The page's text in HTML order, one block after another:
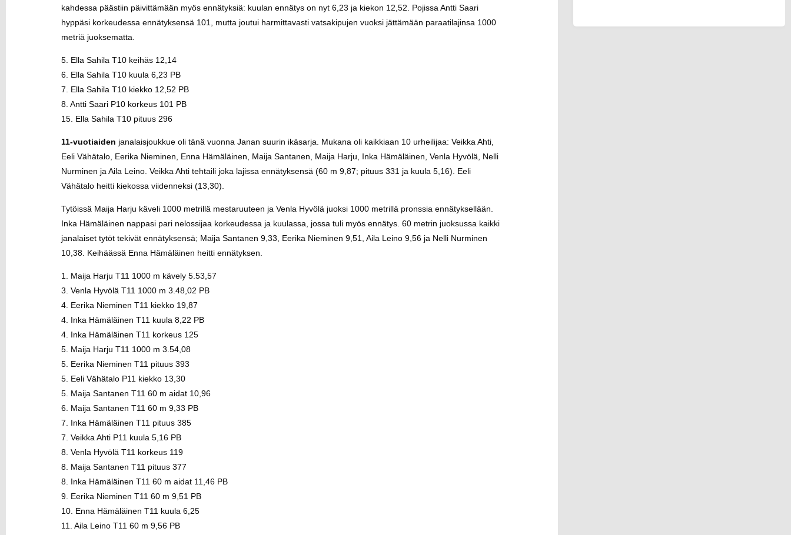
kahdessa päästiin päivittämään myös ennätyksiä: kuulan ennätys on nyt 6,23 ja kiekon 12,52. Pojissa Antti Saari
hyppäsi korkeudessa ennätyksensä 101, mutta joutui harmittavasti vatsakipujen vuoksi jättämään paraatilajinsa 1000
metriä juoksematta.
5. Ella Sahila T10 keihäs 12,14
6. Ella Sahila T10 kuula 6,23 PB
7. Ella Sahila T10 kiekko 12,52 PB
8. Antti Saari P10 korkeus 101 PB
15. Ella Sahila T10 pituus 296
11-vuotiaiden janalaisjoukkue oli tänä vuonna Janan suurin ikäsarja. Mukana oli kaikkiaan 10 urheilijaa: Veikka Ahti,
Eeli Vähätalo, Eerika Nieminen, Enna Hämäläinen, Maija Santanen, Maija Harju, Inka Hämäläinen, Venla Hyvölä, Nelli
Nurminen ja Aila Leino. Veikka Ahti tehtaili joka lajissa ennätyksensä (60 m 9,87; pituus 331 ja kuula 5,16). Eeli
Vähätalo heitti kiekossa viidenneksi (13,30).
Tytöissä Maija Harju käveli 1000 metrillä mestaruuteen ja Venla Hyvölä juoksi 1000 metrillä pronssia ennätyksellään.
Inka Hämäläinen nappasi pari nelossijaa korkeudessa ja kuulassa, jossa tuli myös ennätys. 60 metrin juoksussa kaikki
janalaiset tytöt tekivät ennätyksensä; Maija Santanen 9,33, Eerika Nieminen 9,51, Aila Leino 9,56 ja Nelli Nurminen
10,38. Keihäässä Enna Hämäläinen heitti ennätyksen.
1. Maija Harju T11 1000 m kävely 5.53,57
3. Venla Hyvölä T11 1000 m 3.48,02 PB
4. Eerika Nieminen T11 kiekko 19,87
4. Inka Hämäläinen T11 kuula 8,22 PB
4. Inka Hämäläinen T11 korkeus 125
5. Maija Harju T11 1000 m 3.54,08
5. Eerika Nieminen T11 pituus 393
5. Eeli Vähätalo P11 kiekko 13,30
5. Maija Santanen T11 60 m aidat 10,96
6. Maija Santanen T11 60 m 9,33 PB
7. Inka Hämäläinen T11 pituus 385
7. Veikka Ahti P11 kuula 5,16 PB
8. Venla Hyvölä T11 korkeus 119
8. Maija Santanen T11 pituus 377
8. Inka Hämäläinen T11 60 m aidat 11,46 PB
9. Eerika Nieminen T11 60 m 9,51 PB
10. Enna Hämäläinen T11 kuula 6,25
11. Aila Leino T11 60 m 9,56 PB